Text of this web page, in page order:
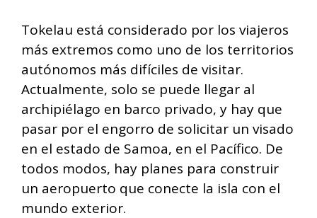
Tokelau está considerado por los viajeros
más extremos como uno de los territorios
autónomos más difíciles de visitar.
Actualmente, solo se puede llegar al
archipiélago en barco privado, y hay que
pasar por el engorro de solicitar un visado
en el estado de Samoa, en el Pacífico. De
todos modos, hay planes para construir
un aeropuerto que conecte la isla con el
mundo exterior.